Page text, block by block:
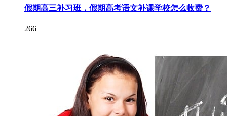
假期高三补习班，假期高考语文补课学校怎么收费？
266